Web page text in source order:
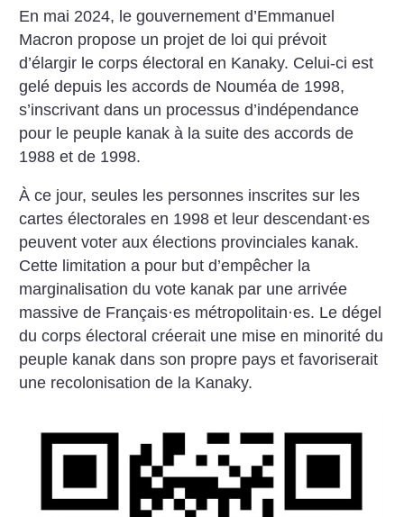
En mai 2024, le gouvernement d’Emmanuel
Macron propose un projet de loi qui prévoit
d’élargir le corps électoral en Kanaky. Celui-ci est
gelé depuis les accords de Nouméa de 1998,
s’inscrivant dans un processus d’indépendance
pour le peuple kanak à la suite des accords de
1988 et de 1998.
À ce jour, seules les personnes inscrites sur les
cartes électorales en 1998 et leur descendant·es
peuvent voter aux élections provinciales kanak.
Cette limitation a pour but d’empêcher la
marginalisation du vote kanak par une arrivée
massive de Français·es métropolitain·es. Le dégel
du corps électoral créerait une mise en minorité du
peuple kanak dans son propre pays et favoriserait
une recolonisation de la Kanaky.